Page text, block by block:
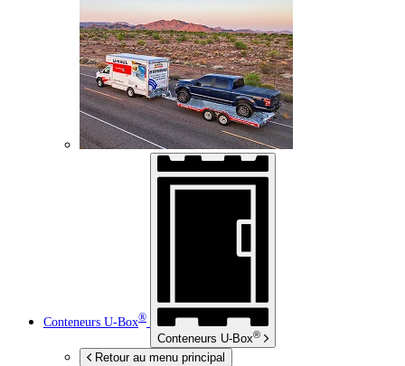
Conteneurs U-Box®
Conteneurs U-Box®
Retour au menu principal